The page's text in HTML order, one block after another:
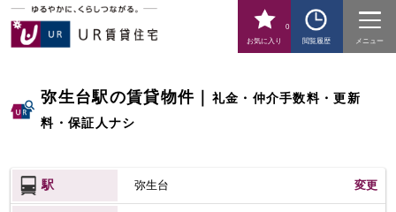
お気に入り
0
閲覧履歴
メニュー
弥生台駅の賃貸物件
礼金・仲介手数料・更新
料・保証人ナシ
駅 弥生台 変更